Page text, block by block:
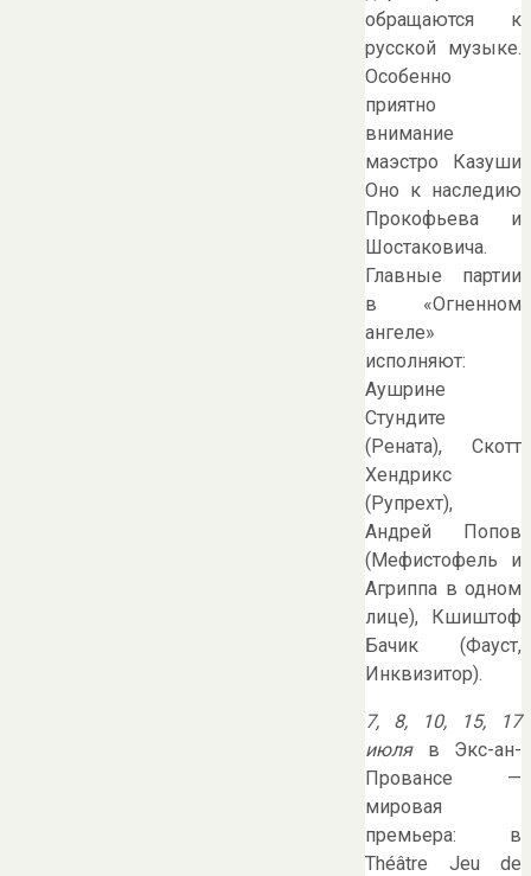
обращаются к
русской музыке.
Особенно
приятно
внимание
маэстро Казуши
Оно к наследию
Прокофьева и
Шостаковича.
Главные партии
в «Огненном
ангеле»
исполняют:
Аушрине
Стундите
(Рената), Скотт
Хендрикс
(Рупрехт),
Андрей Попов
(Мефистофель и
Агриппа в одном
лице), Кшиштоф
Бачик (Фауст,
Инквизитор).
7,
8, 10, 15, 17
июляв Экс-ан-
Провансе —
мировая
премьера: в
Théâtre Jeu de